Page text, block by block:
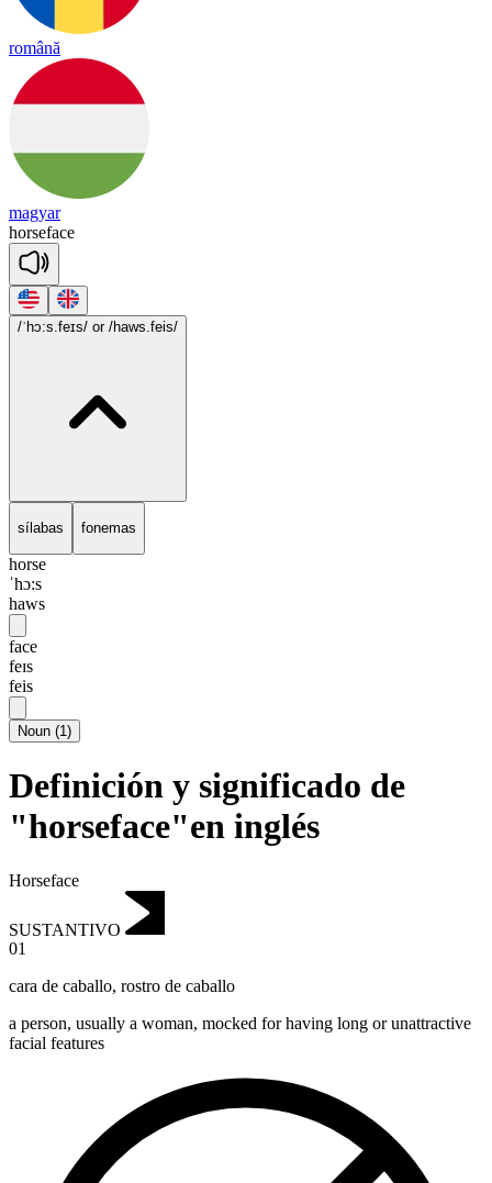
română
magyar
horseface
/ˈhɔ:s.feɪs/ or /haws.feis/
sílabas fonemas
horse
ˈhɔ:s
haws
face
feɪs
feis
Noun (1)
Definición y significado de
"horseface"en inglés
Horseface
SUSTANTIVO
01
cara de caballo, rostro de caballo
a person, usually a woman, mocked for having long or unattractive
facial features